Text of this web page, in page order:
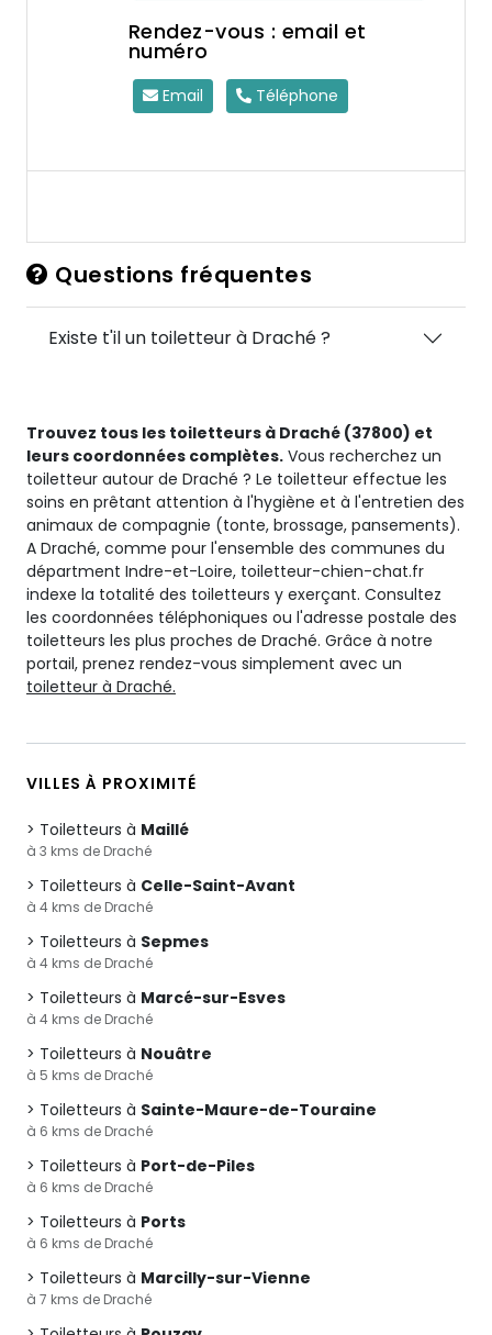
Rendez-vous : email et
numéro
Email Téléphone
Questions fréquentes
Existe t'il un toiletteur à Draché ?
Trouvez tous les toiletteurs à Draché (37800) et
leurs coordonnées complètes. Vous recherchez un
toiletteur autour de Draché ? Le toiletteur effectue les
soins en prêtant attention à l'hygiène et à l'entretien des
animaux de compagnie (tonte, brossage, pansements).
A Draché, comme pour l'ensemble des communes du
départment Indre-et-Loire, toiletteur-chien-chat.fr
indexe la totalité des toiletteurs y exerçant. Consultez
les coordonnées téléphoniques ou l'adresse postale des
toiletteurs les plus proches de Draché. Grâce à notre
portail, prenez rendez-vous simplement avec un
toiletteur à Draché.
VILLES À PROXIMITÉ
Toiletteurs à Maillé
à 3 kms de Draché
Toiletteurs à Celle-Saint-Avant
à 4 kms de Draché
Toiletteurs à Sepmes
à 4 kms de Draché
Toiletteurs à Marcé-sur-Esves
à 4 kms de Draché
Toiletteurs à Nouâtre
à 5 kms de Draché
Toiletteurs à Sainte-Maure-de-Touraine
à 6 kms de Draché
Toiletteurs à Port-de-Piles
à 6 kms de Draché
Toiletteurs à Ports
à 6 kms de Draché
Toiletteurs à Marcilly-sur-Vienne
à 7 kms de Draché